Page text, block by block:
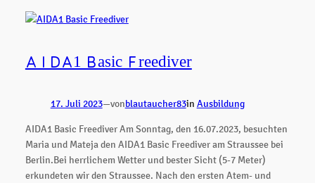
AIDA1 Basic Freediver
17. Juli 2023—vonblautaucher83in Ausbildung
AIDA1 Basic Freediver Am Sonntag, den 16.07.2023, besuchten
Maria und Mateja den AIDA1 Basic Freediver am Straussee bei
Berlin.Bei herrlichem Wetter und bester Sicht (5-7 Meter)
erkundeten wir den Straussee. Nach den ersten Atem- und